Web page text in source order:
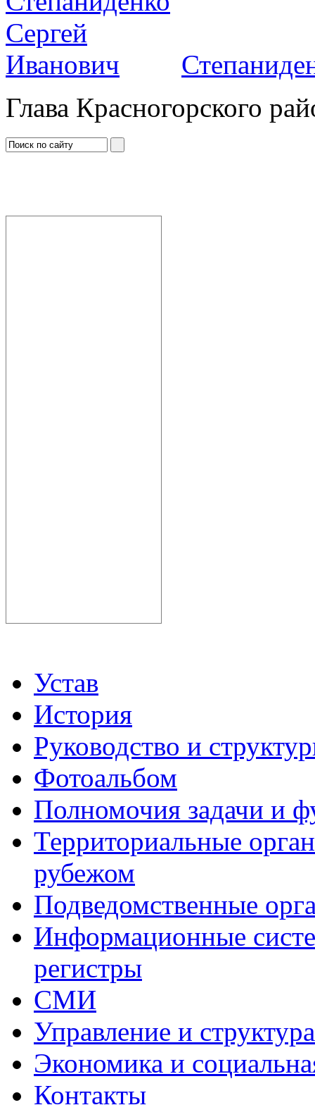
Глава Красногорского
Устав
История
Руководство и
Фотоальбом
Полномочия задачи и
Территориальные
рубежом
Подведомственные
Информационные
регистры
СМИ
Управление и
Экономика и
Контакты